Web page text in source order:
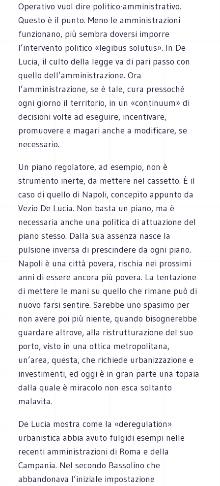
Operativo vuol dire politico-amministrativo.
Questo è il punto. Meno le amministrazioni
funzionano, più sembra doversi imporre
l’intervento politico «legibus solutus». In De
Lucia, il culto della legge va di pari passo con
quello dell’amministrazione. Ora
l’amministrazione, se è tale, cura pressoché
ogni giorno il territorio, in un «continuum» di
decisioni volte ad eseguire, incentivare,
promuovere e magari anche a modificare, se
necessario.
Un piano regolatore, ad esempio, non è
strumento inerte, da mettere nel cassetto. È il
caso di quello di Napoli, concepito appunto da
Vezio De Lucia. Non basta un piano, ma è
necessaria anche una politica di attuazione del
piano stesso. Dalla sua assenza nasce la
pulsione inversa di prescindere da ogni piano.
Napoli è una città povera, rischia nei prossimi
anni di essere ancora più povera. La tentazione
di mettere le mani su quello che rimane può di
nuovo farsi sentire. Sarebbe uno spasimo per
non avere poi più niente, quando bisognerebbe
guardare altrove, alla ristrutturazione del suo
porto, visto in una ottica metropolitana,
un’area, questa, che richiede urbanizzazione e
investimenti, ed oggi è in gran parte una topaia
dalla quale è miracolo non esca soltanto
malavita.
De Lucia mostra come la «deregulation»
urbanistica abbia avuto fulgidi esempi nelle
recenti amministrazioni di Roma e della
Campania. Nel secondo Bassolino che
abbandonava l’iniziale impostazione